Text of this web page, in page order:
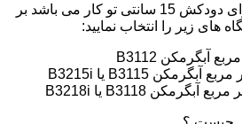
در صورتی که واحد شما دارای دودکش 15 سانتی تو کار می باشد بر
های زیر را انتخاب نمایید: